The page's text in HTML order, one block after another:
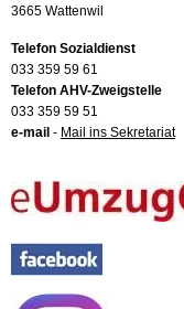
3665 Wattenwil
Telefon Sozialdienst
033 359 59 61
Telefon AHV-Zweigstelle
033 359 59 51
e-mail - Mail ins Sekretariat